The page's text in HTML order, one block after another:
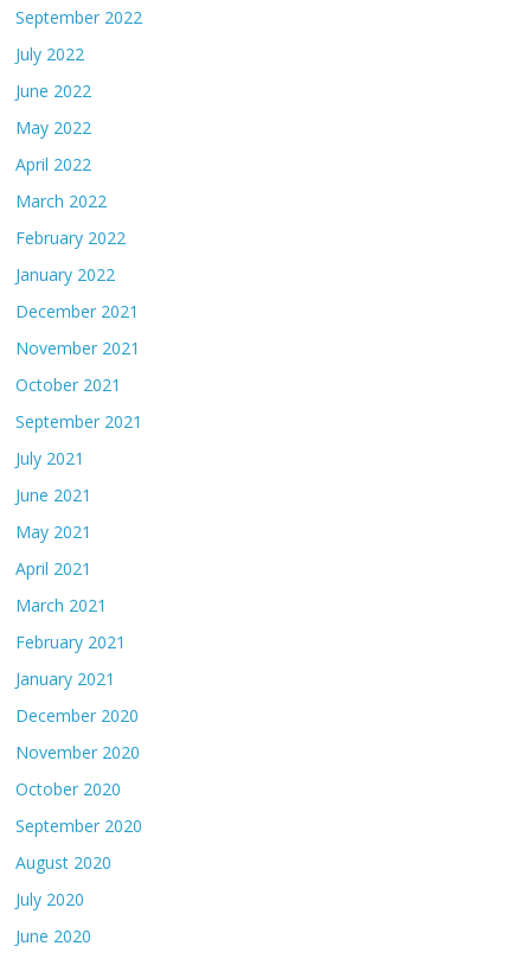
September 2022
July 2022
June 2022
May 2022
April 2022
March 2022
February 2022
January 2022
December 2021
November 2021
October 2021
September 2021
July 2021
June 2021
May 2021
April 2021
March 2021
February 2021
January 2021
December 2020
November 2020
October 2020
September 2020
August 2020
July 2020
June 2020